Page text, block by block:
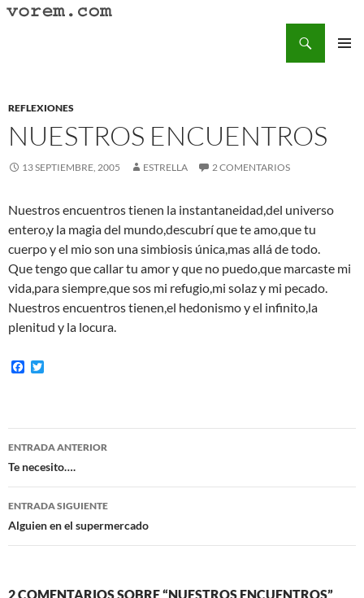
Saltar
REFLEXIONES
NUESTROS ENCUENTROS
13 SEPTIEMBRE, 2005 ESTRELLA 2 COMENTARIOS
Nuestros encuentros tienen la instantaneidad,del universo
entero,y la magia del mundo,descubrí que te amo,que tu
cuerpo y el mio son una simbiosis única,mas allá de todo.
Que tengo que callar tu amor y que no puedo,que marcaste mi
vida,para siempre,que sos mi refugio,mi solaz y mi pecado.
Nuestros encuentros tienen,el hedonismo y el infinito,la
plenitud y la locura.
F
o
o
e
r
Navegación
de
entradas
ENTRADA ANTERIOR
Te necesito….
ENTRADA SIGUIENTE
Alguien en el supermercado
2 COMENTARIOS SOBRE “NUESTROS ENCUENTROS”